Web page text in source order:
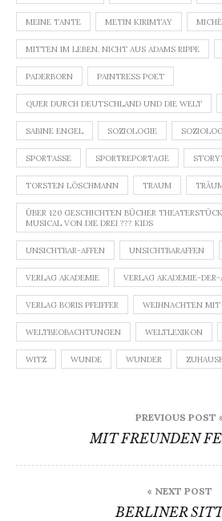
MEINE TANTE METIN KIRIMTAY
MITTEN IM LEBEN. NICHT AUS ADAMS RIPPE
PADERBORN PAINTRESS POET
QUER DURCH DEUTSCHLAND UND DIE WELT
SABINE ENGEL SOZIOLOGIE
SPORTASSE SPORTREPORTAGE
TORSTEN LÖSCHMANN TRAUM
ÜBER 120 GESCHICHTEN BÜCHER
MUSICAL VON DIE DREI ??? KIDS
UNSICHTBAR-AFFEN UNSICHTBARAFFEN
VERLAG AKADEMIE VERLAG AKADEMIE-
VERLAG BORIS PFEIFFER WEIHNACHTEN MIT
WELTBEOBACHTUNGEN WELTLEXIKON
WITZ WUNDE WUNDER
PREVIOUS POST
MIT FREUNDEN
« NEXT POST
BERLINER